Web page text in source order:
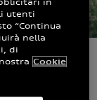
in
utenti
“Continua
nella
di
Cookie